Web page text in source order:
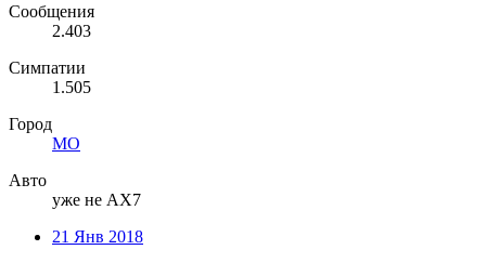
Сообщения
2.403
Симпатии
1.505
Город
МО
Авто
уже не АХ7
21 Янв 2018